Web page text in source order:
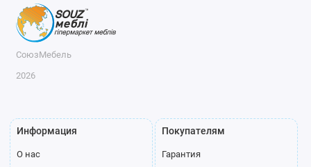
СоюзМебель
2026
Информация
О нас
Покупателям
Гарантия